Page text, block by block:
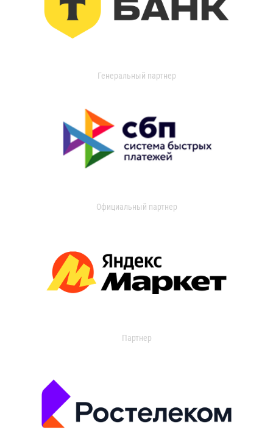
Генеральный партнер
Официальный партнер
Партнер